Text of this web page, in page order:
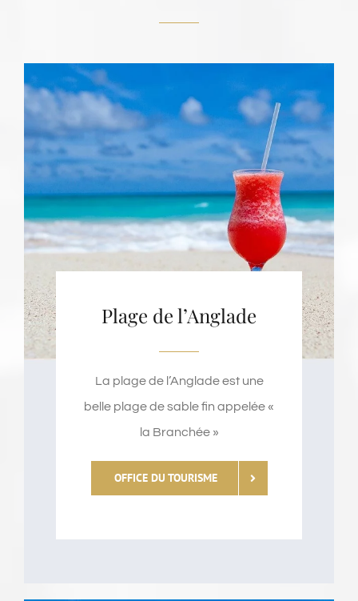
Plage de l’Anglade
La plage de l’Anglade est une
belle plage de sable fin appelée «
la Branchée »
OFFICE DU TOURISME